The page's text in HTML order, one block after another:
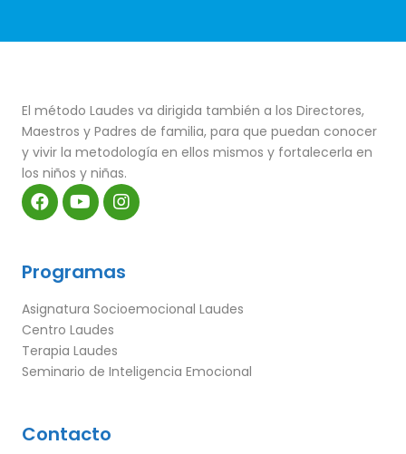
El método Laudes va dirigida también a los Directores,
Maestros y Padres de familia, para que puedan conocer
y vivir la metodología en ellos mismos y fortalecerla en
los niños y niñas.
Programas
Asignatura Socioemocional Laudes
Centro Laudes
Terapia Laudes
Seminario de Inteligencia Emocional
Contacto